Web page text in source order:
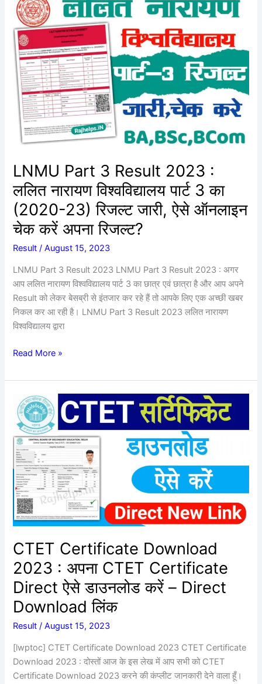
LNMU Part 3 Result 2023 :
ललित नारायण विश्वविद्यालय पार्ट 3 का
(2020-23) रिजल्ट जारी, ऐसे ऑनलाइन
चेक करें अपना रिजल्ट?
Result /August 15, 2023
LNMU Part 3 Result 2023 LNMU Part 3 Result 2023 : अगर
आप ललित नारायण विश्वविद्यालय पार्ट 3 का छात्र एवं छात्रा है और आप अपने
Result को लेकर बेसब्री से इंतजार कर रहे हैं तो आपके लिए एक अच्छी खबर
निकल कर आ रही है। LNMU Part 3 Result 2023 ललित नारायण
विश्वविद्यालय द्वारा
Part
3
Result
2023
ललित
नारायण
विश्वविद्यालय
पार्ट
(2020-
23)
रिजल्ट
जारी,
ऐसे
ऑनलाइन
चेक
करें
अपना
रिजल्ट?
Read More »
CTET Certificate Download
2023 : अपना CTET Certificate
Direct ऐसे डाउनलोड करें – Direct
Download लिंक
Result /August 15, 2023
[lwptoc] CTET Certificate Download 2023 CTET Certificate
Download 2023 : दोस्तों आज के इस लेख में आप सभी को CTET
Certificate Download 2023 करने की कंप्लीट जानकारी देने वाला हूँ।
CTET
Certificate
Download
2023
अपना
CTET
Certificate
Direct
ऐसे
डाउनलोड
करें
–
Direct
Download
लिंक